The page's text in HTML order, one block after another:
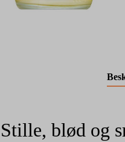
Stille, blød og